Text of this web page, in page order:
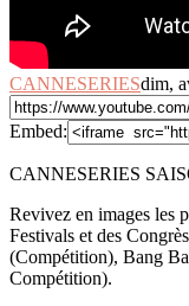
CANNESERIESdim,
Embed:
CANNESERIES
Revivez en images les
Festivals et des
(Compétition), Bang
Compétition).